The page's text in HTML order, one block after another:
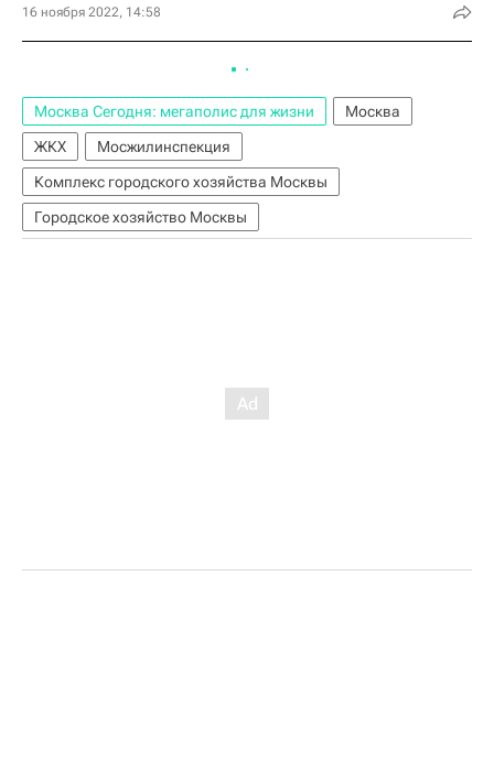
16 ноября 2022, 14:58
Москва Сегодня: мегаполис для жизни
Москва
ЖКХ
Мосжилинспекция
Комплекс городского хозяйства Москвы
Городское хозяйство Москвы